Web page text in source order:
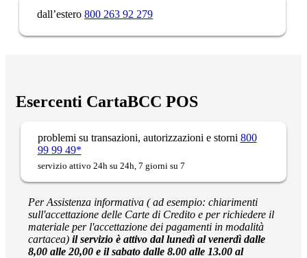
dall’estero 800 263 92 279
Esercenti CartaBCC POS
problemi su transazioni, autorizzazioni e storni 800
99 99 49*
servizio attivo 24h su 24h, 7 giorni su 7
Per Assistenza informativa ( ad esempio: chiarimenti
sull'accettazione delle Carte di Credito e per richiedere il
materiale per l'accettazione dei pagamenti in modalità
cartacea) il servizio è attivo dal lunedì al venerdì dalle
8,00 alle 20,00 e il sabato dalle 8.00 alle 13.00 al